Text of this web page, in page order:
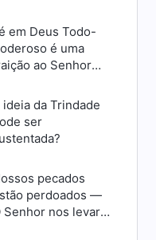
em Deus Todo-
é uma
ao Senhor
ideia da Trindade
ser
pecados
perdoados —
Senhor nos levará